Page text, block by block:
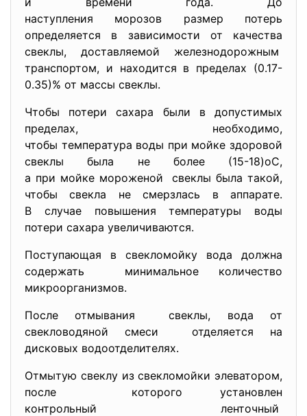
наступления морозов размер потерь
определяется в зависимости от качества
свеклы, доставляемой железнодорожным
транспортом, и находится в пределах (0.17-
0.35)% от массы свеклы.
Чтобы потери сахара были в допустимых
пределах, необходимо,
чтобы температура воды при мойке здоровой
свеклы была не более (15-18)оС,
а при мойке мороженой свеклы была такой,
чтобы свекла не смерзлась в аппарате.
В случае повышения температуры воды
потери сахара увеличиваются.
Поступающая в свекломойку вода должна
содержать минимальное количество
микроорганизмов.
После отмывания свеклы, вода от
свекловодяной смеси отделяется на
дисковых водоотделителях.
Отмытую свеклу из свекломойки элеватором,
после которого установлен
контрольный ленточный